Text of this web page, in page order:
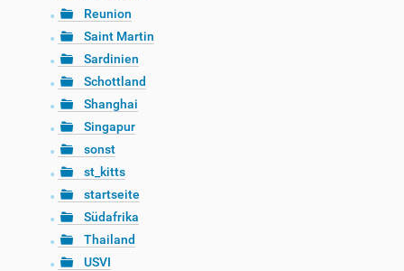
Reunion
Saint Martin
Sardinien
Schottland
Shanghai
Singapur
sonst
st_kitts
startseite
Südafrika
Thailand
USVI